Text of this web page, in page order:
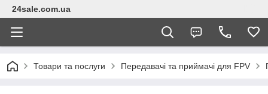
24sale.com.ua
Товари та послуги Передавачі та приймачі для FPV